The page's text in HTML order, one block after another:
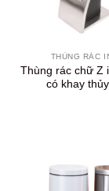
THÙNG RÁC
Thùng rác chữ Z
có khay